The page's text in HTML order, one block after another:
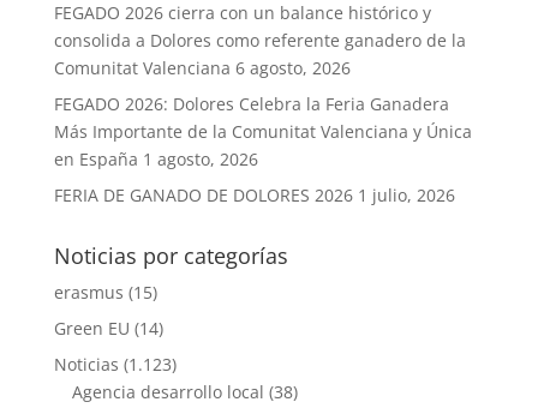
FEGADO 2026 cierra con un balance histórico y
consolida a Dolores como referente ganadero de la
Comunitat Valenciana 6 agosto, 2026
FEGADO 2026: Dolores Celebra la Feria Ganadera
Más Importante de la Comunitat Valenciana y Única
en España 1 agosto, 2026
FERIA DE GANADO DE DOLORES 2026 1 julio, 2026
Noticias por categorías
erasmus (15)
Green EU (14)
Noticias (1.123)
Agencia desarrollo local (38)